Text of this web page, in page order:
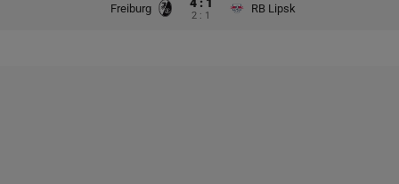
Freiburg
2 : 1
RB Lipsk